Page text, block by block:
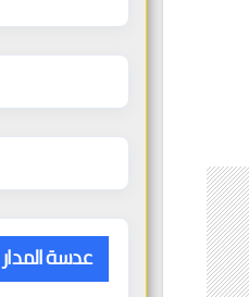
عدسة المدار